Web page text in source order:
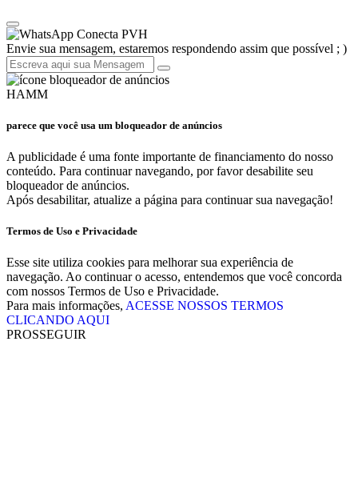
Conecta PVH
Envie sua mensagem, estaremos respondendo assim que possível ; )
HAMM
parece que você usa um bloqueador de anúncios
A publicidade é uma fonte importante de financiamento do nosso
conteúdo. Para continuar navegando, por favor desabilite seu
bloqueador de anúncios.
Após desabilitar, atualize a página para continuar sua navegação!
Termos de Uso e Privacidade
Esse site utiliza cookies para melhorar sua experiência de
navegação. Ao continuar o acesso, entendemos que você concorda
com nossos Termos de Uso e Privacidade.
Para mais informações, ACESSE NOSSOS TERMOS
CLICANDO AQUI
PROSSEGUIR